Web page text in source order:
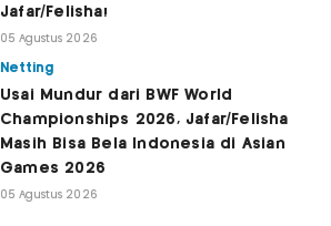
Jafar/Felisha!
05 Agustus 2026
Netting
Usai Mundur dari BWF World
Championships 2026, Jafar/Felisha
Masih Bisa Bela Indonesia di Asian
Games 2026
05 Agustus 2026